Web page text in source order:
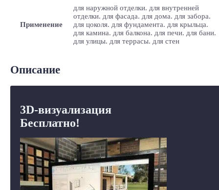
Применение
для наружной отделки. для внутренней
отделки. для фасада. для дома. для забора.
для цоколя. для фундамента. для крыльца.
для камина. для балкона. для печи. для бани.
для улицы. для террасы. для стен
Описание
3D-визуализация
Бесплатно!